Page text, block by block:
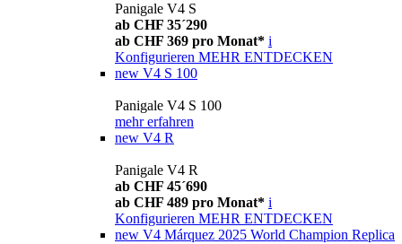
Panigale V4 S
ab CHF 35´290
ab CHF 369 pro Monat* i
Konfigurieren MEHR ENTDECKEN
new V4 S 100
Panigale V4 S 100
mehr erfahren
new V4 R
Panigale V4 R
ab CHF 45´690
ab CHF 489 pro Monat* i
Konfigurieren MEHR ENTDECKEN
new V4 Márquez 2025 World Champion Replica